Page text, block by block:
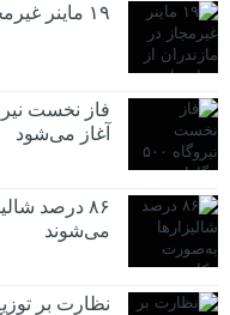
۱۹ ماینر غیرمجاز در مازندران از مدار خارج شد
آغاز می‌شود
۸۶ درصد
می‌شوند
نظارت بر